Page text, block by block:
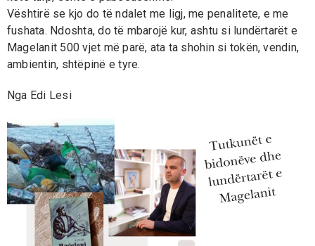
Vështirë se kjo do të ndalet me ligj, me penalitete, e me
fushata. Ndoshta, do të mbarojë kur, ashtu si lundërtarët e
Magelanit 500 vjet më parë, ata ta shohin si tokën, vendin,
ambientin, shtëpinë e tyre.
Nga Edi Lesi